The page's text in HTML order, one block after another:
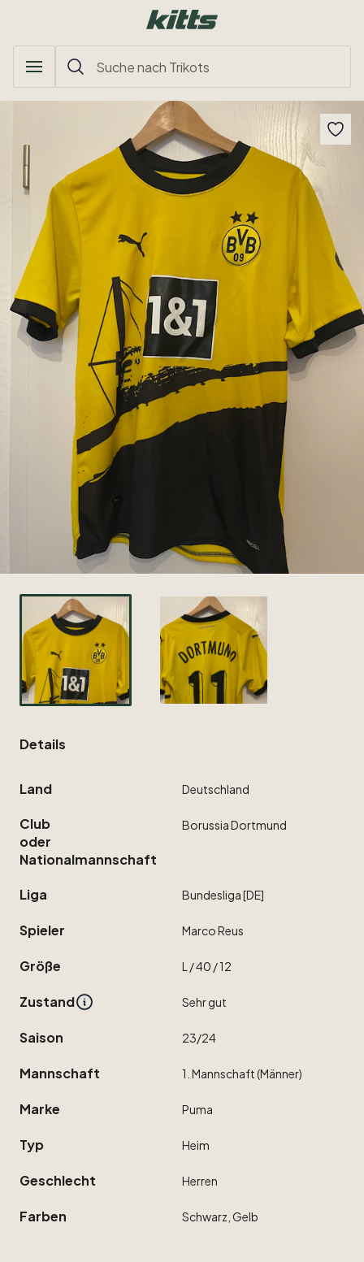
Details
Land Deutschland
Club
oder
Nationalmannschaft
BorussiaDortmund
Liga Bundesliga[DE]
Spieler MarcoReus
Größe L ​/​40 ​/​12
Zustand Sehrgut
Saison 23​/​24
Mannschaft 1. Mannschaft(Männer)
Marke Puma
Typ Heim
Geschlecht Herren
Farben Schwarz, Gelb